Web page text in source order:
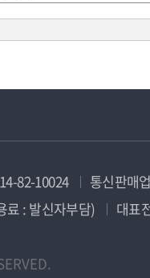
82-10024
통신판매
료 : 발신자부담)
대표